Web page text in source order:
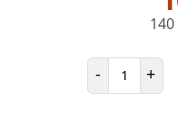
- Počet+